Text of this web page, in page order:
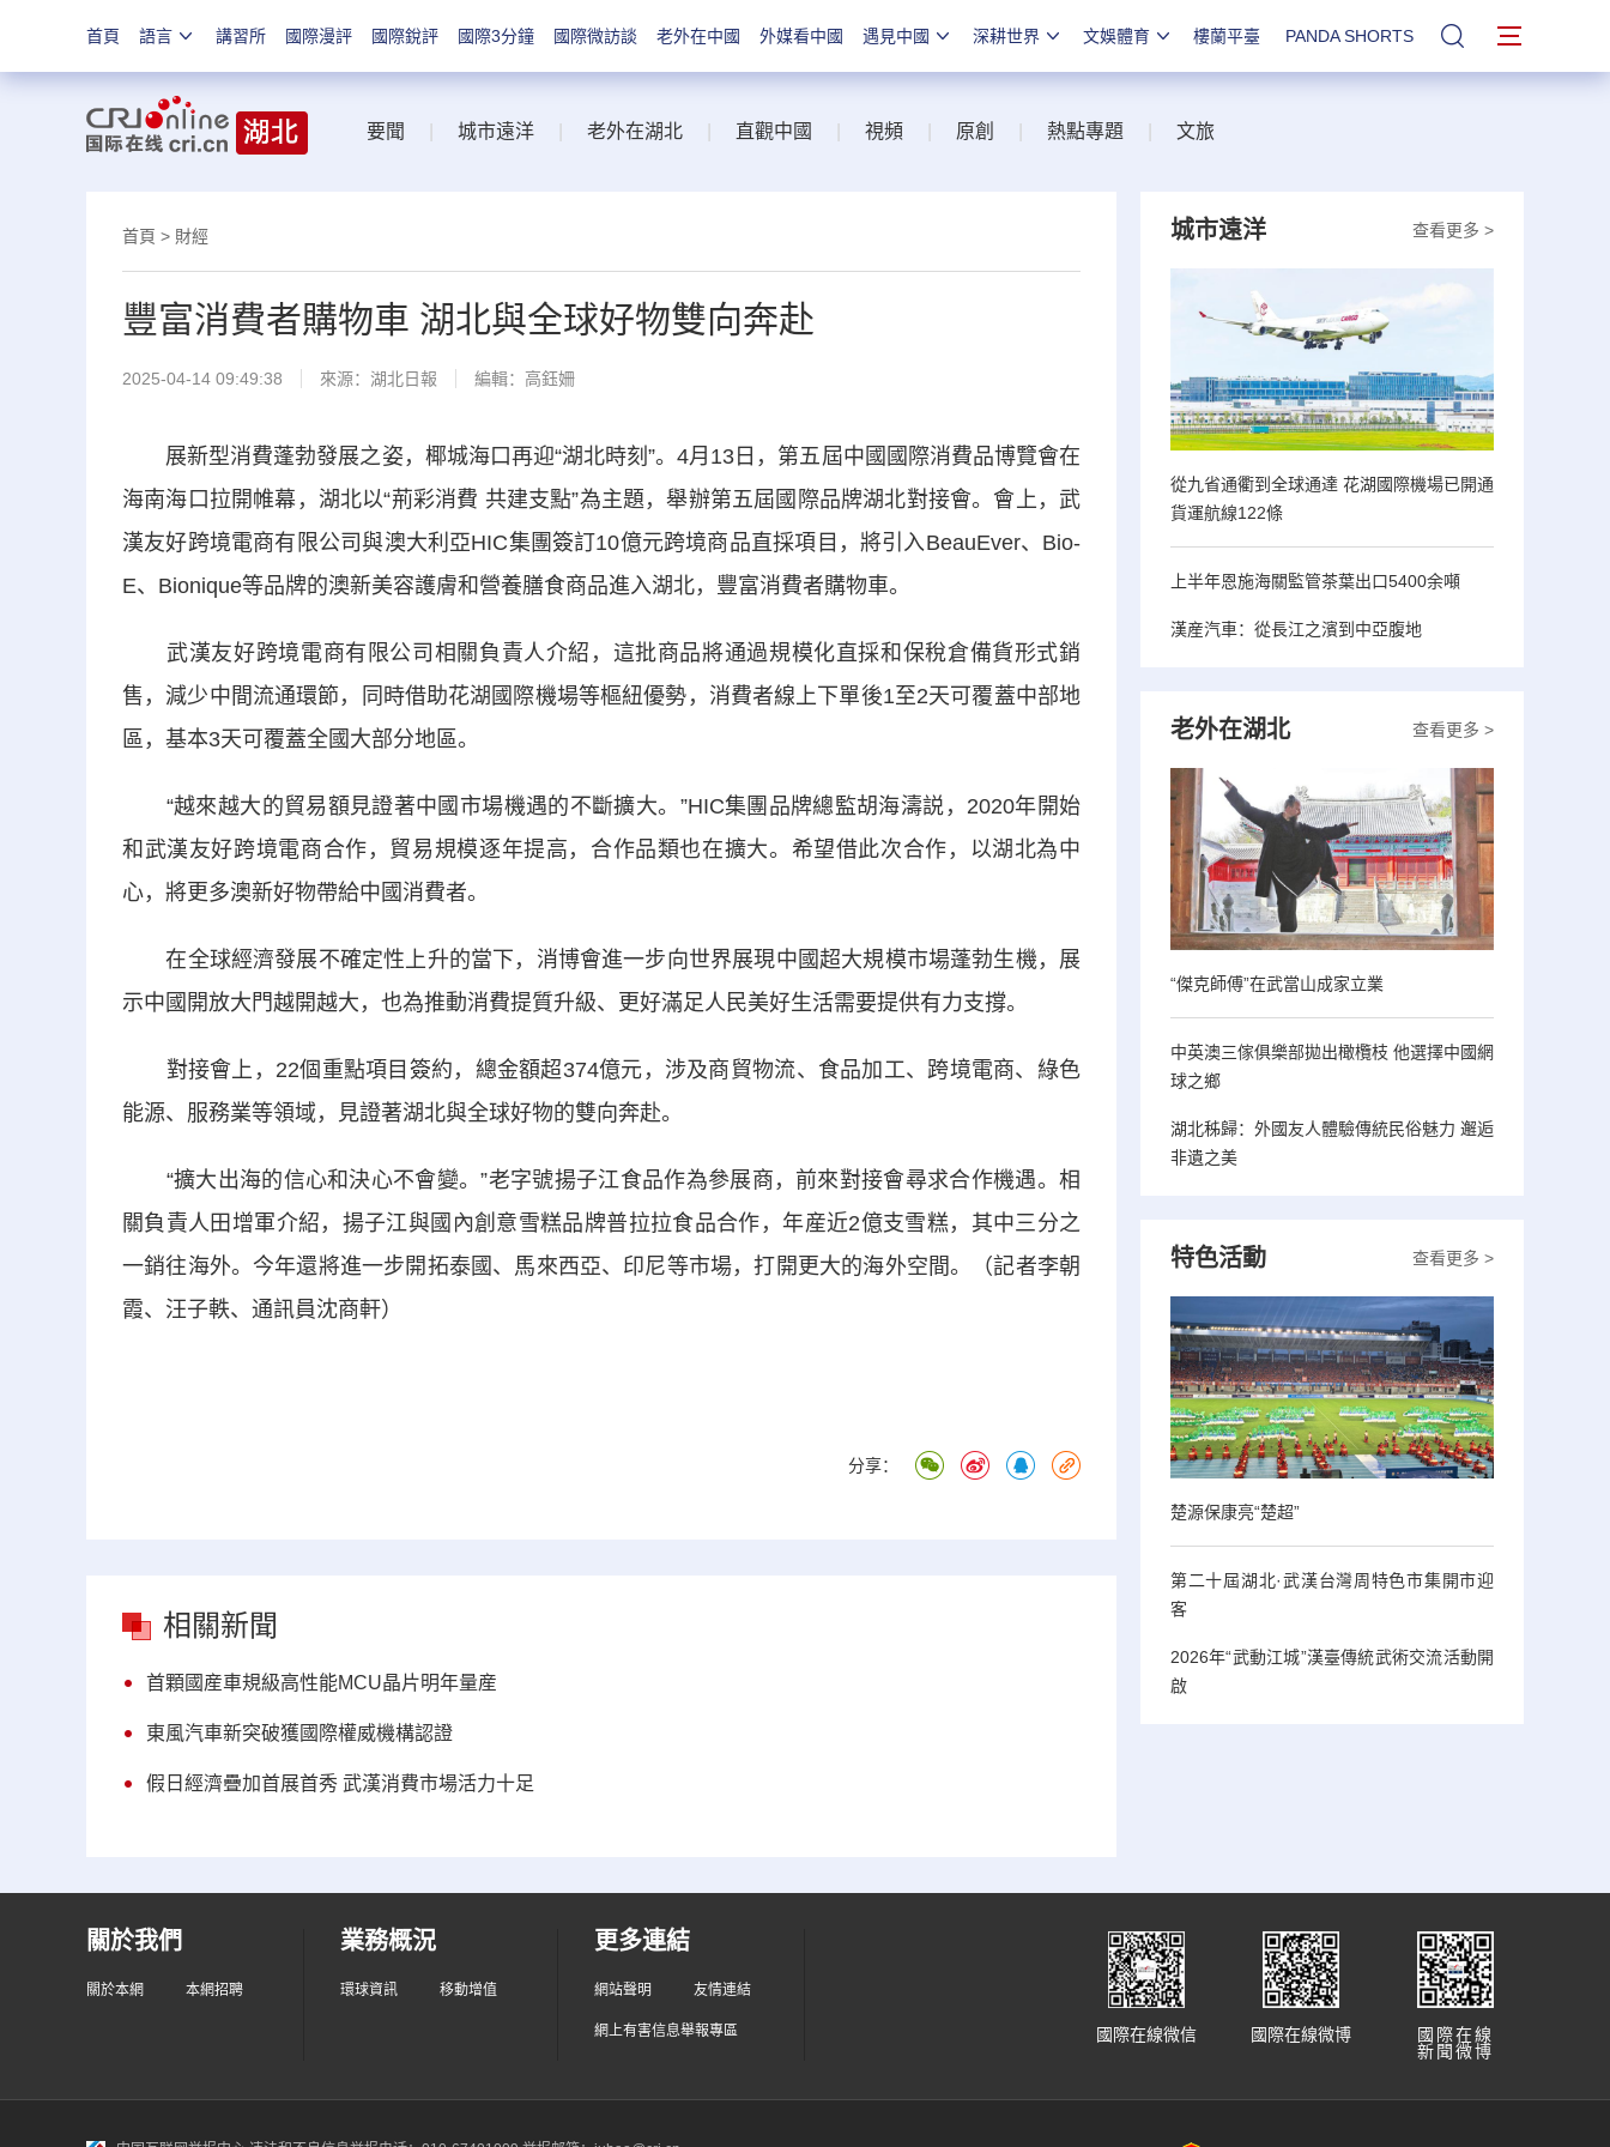
首頁 語言 講習所 國際漫評 國際銳評 國際3分鐘 國際微訪談 老外在中國 外媒看中國 遇見中國 深耕世界 文娛體育 樓蘭平臺 PANDA SHORTS 站內搜索
要聞 城市遠洋 老外在湖北 直觀中國 視頻 原創 熱點專題 文旅
首頁 > 財經
豐富消費者購物車 湖北與全球好物雙向奔赴
2025-04-14 09:49:38 來源： 湖北日報 編輯：高鈺姍
展新型消費蓬勃發展之姿，椰城海口再迎“湖北時刻”。4月13日，第五屆中國國際消費品博覽會在
海南海口拉開帷幕，湖北以“荊彩消費 共建支點”為主題，舉辦第五屆國際品牌湖北對接會。會上，武
漢友好跨境電商有限公司與澳大利亞HIC集團簽訂10億元跨境商品直採項目，將引入BeauEver、Bio-
E、Bionique等品牌的澳新美容護膚和營養膳食商品進入湖北，豐富消費者購物車。
武漢友好跨境電商有限公司相關負責人介紹，這批商品將通過規模化直採和保稅倉備貨形式銷
售，減少中間流通環節，同時借助花湖國際機場等樞紐優勢，消費者線上下單後1至2天可覆蓋中部地
區，基本3天可覆蓋全國大部分地區。
“越來越大的貿易額見證著中國市場機遇的不斷擴大。”HIC集團品牌總監胡海濤説，2020年開始
和武漢友好跨境電商合作，貿易規模逐年提高，合作品類也在擴大。希望借此次合作，以湖北為中
心，將更多澳新好物帶給中國消費者。
在全球經濟發展不確定性上升的當下，消博會進一步向世界展現中國超大規模市場蓬勃生機，展
示中國開放大門越開越大，也為推動消費提質升級、更好滿足人民美好生活需要提供有力支撐。
對接會上，22個重點項目簽約，總金額超374億元，涉及商貿物流、食品加工、跨境電商、綠色
能源、服務業等領域，見證著湖北與全球好物的雙向奔赴。
“擴大出海的信心和決心不會變。”老字號揚子江食品作為參展商，前來對接會尋求合作機遇。相
關負責人田增軍介紹，揚子江與國內創意雪糕品牌普拉拉食品合作，年産近2億支雪糕，其中三分之
一銷往海外。今年還將進一步開拓泰國、馬來西亞、印尼等市場，打開更大的海外空間。（記者李朝
霞、汪子軼、通訊員沈商軒）
分享：
相關新聞
首顆國産車規級高性能MCU晶片明年量産
東風汽車新突破獲國際權威機構認證
假日經濟疊加首展首秀 武漢消費市場活力十足
查看更多 >
城市遠洋
從九省通衢到全球通達 花湖國際機場已開通
貨運航線122條
上半年恩施海關監管茶葉出口5400余噸
漢産汽車：從長江之濱到中亞腹地
查看更多 >
老外在湖北
“傑克師傅”在武當山成家立業
中英澳三傢俱樂部拋出橄欖枝 他選擇中國網
球之鄉
湖北秭歸：外國友人體驗傳統民俗魅力 邂逅
非遺之美
查看更多 >
特色活動
楚源保康亮“楚超”
第二十屆湖北·武漢台灣周特色市集開市迎
客
2026年“武動江城”漢臺傳統武術交流活動開
啟
關於我們
關於本網 本網招聘
業務概況
環球資訊 移動增值
更多連結
網站聲明 友情連結
網上有害信息舉報專區
國際在線
新聞微博
國際在線微博
國際在線微信